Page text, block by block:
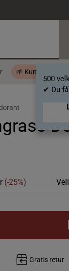
500
✔ Du
🌱 Kundeklubb -
(-25%)
Gratis retur